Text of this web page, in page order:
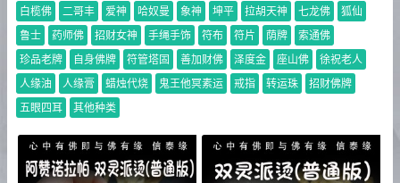
白榄佛
二哥丰 爱神 哈奴曼 象神 坤平 拉胡天神 七龙佛
狐仙
鲁士
药师佛 招财女神 手绳手饰 符布 符片 荫牌
索通佛
珍品老牌
自身佛牌 符管塔固 善加财佛 泽度金 座山佛
徐祝老人
人缘油
人缘膏 蜡烛代烧 鬼王他冥素运 戒指 转运珠
招财佛牌
五眼四耳
其他种类